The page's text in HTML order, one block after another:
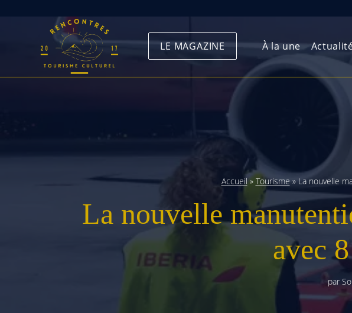
LE MAGAZINE À la une
Europe du
Europe
Europe de
Balkans
Accueil» Tourisme »La nouvelle
La nouvelle
avec
par